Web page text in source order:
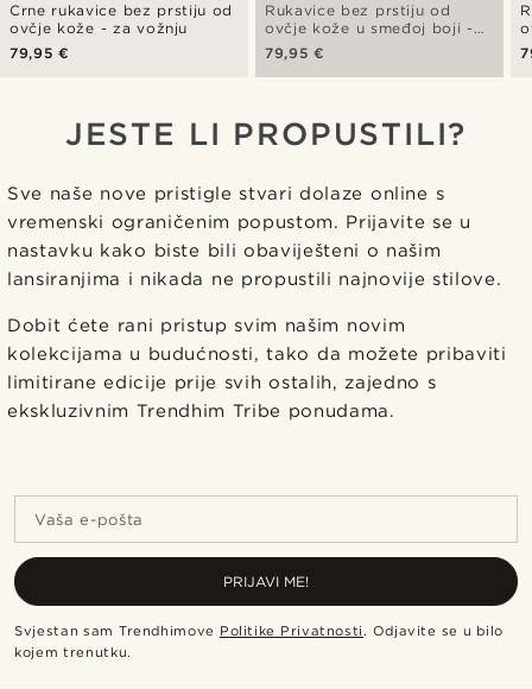
Crne rukavice bez prstiju od
ovčje kože - za vožnju
79,95 €
Rukavice bez prstiju od
ovčje kože u smeđoj boji -
za vožnju
79,95 €
JESTE LI PROPUSTILI?
Sve naše nove pristigle stvari dolaze online s
vremenski ograničenim popustom. Prijavite se u
nastavku kako biste bili obaviješteni o našim
lansiranjima i nikada ne propustili najnovije stilove.
Dobit ćete rani pristup svim našim novim
kolekcijama u budućnosti, tako da možete pribaviti
limitirane edicije prije svih ostalih, zajedno s
ekskluzivnim Trendhim Tribe ponudama.
Vaša e-pošta
PRIJAVI ME!
Svjestan sam Trendhimove Politike Privatnosti. Odjavite se u bilo
kojem trenutku.